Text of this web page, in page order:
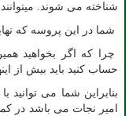
شناخته می شوند.
شما در این پروسه که نهایت ۵ میلیون هزینه کنید ولی
چرا که اگر بخواهید
حساب کنید باید بیش از
بنابراین شما می
امیر نجات می باشد در